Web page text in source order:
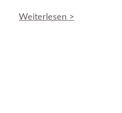
Weiterlesen >